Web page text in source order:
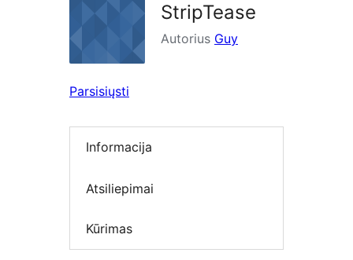
StripTease
Autorius Guy
Parsisiųsti
Informacija
Atsiliepimai
Kūrimas